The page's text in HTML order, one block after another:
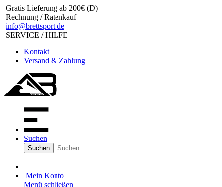
Gratis Lieferung ab 200€ (D)
Rechnung / Ratenkauf
info@brettsport.de
SERVICE / HILFE
Kontakt
Versand & Zahlung
Suchen
Suchen
Mein Konto
Menü schließen